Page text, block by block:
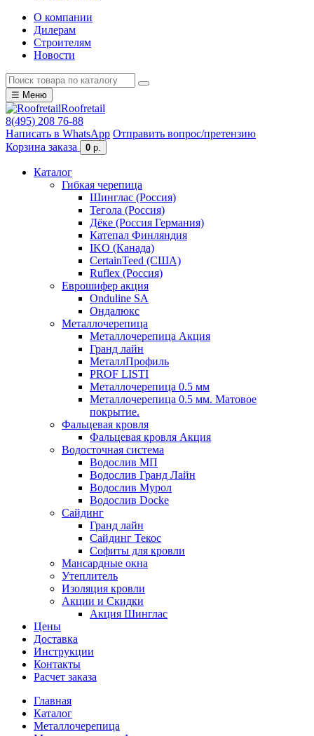
О компании
Дилерам
Строителям
Новости
☰ Меню
Roofretail
8(495) 208 76-88
Написать в WhatsApp Отправить вопрос/претензию
Корзина заказа
0 р.
Каталог
Гибкая черепица
Шинглас (Россия)
Тегола (Россия)
Дёке (Россия Германия)
Катепал Финляндия
IKO (Канада)
CertainTeed (США)
Ruflex (Россия)
Еврошифер акция
Onduline SA
Ондалюкс
Металлочерепица
Металлочерепица Акция
Гранд лайн
МеталлПрофиль
PROF LISTI
Металлочерепица 0.5 мм
Металлочерепица 0.5 мм. Матовое
покрытие.
Фальцевая кровля
Фальцевая кровля Акция
Водосточная система
Водослив МП
Водослив Гранд Лайн
Водослив Мурол
Водослив Docke
Сайдинг
Гранд лайн
Сайдинг Текос
Софиты для кровли
Мансардные окна
Утеплитель
Изоляция кровли
Акции и Скидки
Акция Шинглас
Цены
Доставка
Инструкции
Контакты
Расчет заказа
Главная
Каталог
Металлочерепица